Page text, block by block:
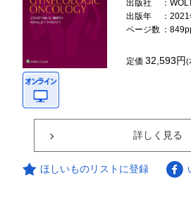
出版社
：
出版年
：
ページ数 ：
定価32,593円(
詳しく見る
ほしいものリストに登録